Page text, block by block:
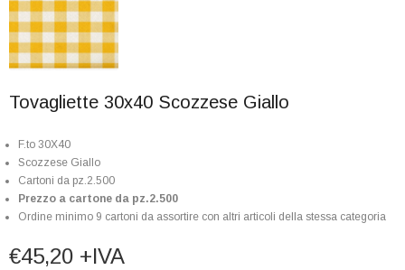
Tovagliette 30x40 Scozzese Giallo
F.to 30X40
Scozzese Giallo
Cartoni da pz.2.500
Prezzo a cartone da pz.2.500
Ordine minimo 9 cartoni da assortire con altri articoli della stessa categoria
€45,20 +IVA